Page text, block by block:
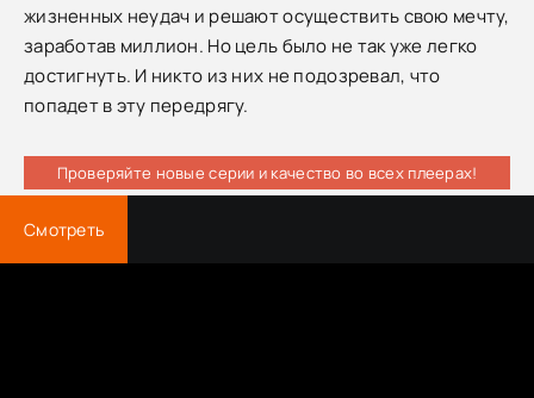
жизненных неудач и решают осуществить свою мечту,
заработав миллион. Но цель было не так уже легко
достигнуть. И никто из них не подозревал, что
попадет в эту передрягу.
Проверяйте новые серии и качество во всех плеерах!
Смотреть